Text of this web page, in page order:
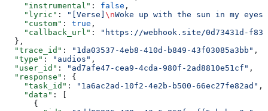
    "instrumental"
: false ,
    "lyric"
: "[Verse] \nWoke up with the sun in my eyes
    "custom"
: true ,
    "callback_url"
:
"https://webhook.site/0d73431d-
  },
  "trace_id"
: "1da03537-4eb8-410d-b849-43f03085a3bb" ,
  "type"
: "audios" ,
  "user_id"
: "ad7afe47-cea9-4cda-980f-2ad8810e51cf" ,
  "response"
: {
    "task_id"
: "1a6ac2ad-10f2-4e2b-b500-66ec27fe82ad" ,
    "data"
: [
      {